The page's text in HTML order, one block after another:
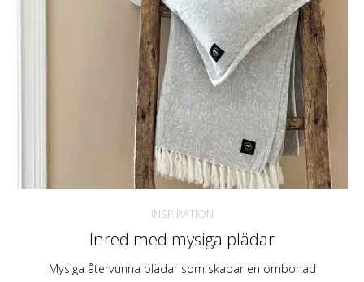
INSPIRATION
Inred med mysiga plädar
Mysiga återvunna plädar som skapar en ombonad